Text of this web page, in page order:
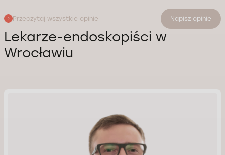
Przeczytaj wszystkie opinie Napisz opinię
Lekarze-endoskopiści w
Wrocławiu